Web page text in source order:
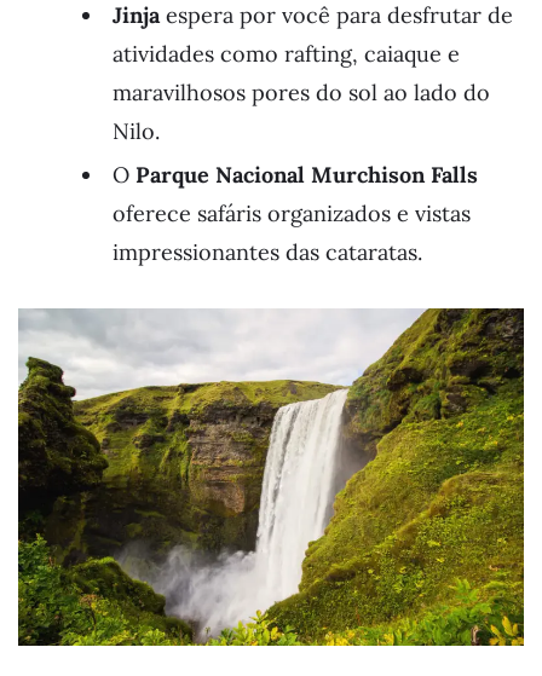
Jinjaespera por você para desfrutar de
atividades como rafting, caiaque e
maravilhosos pores do sol ao lado do
Nilo.
O Parque Nacional Murchison Falls
oferece safáris organizados e vistas
impressionantes das cataratas.